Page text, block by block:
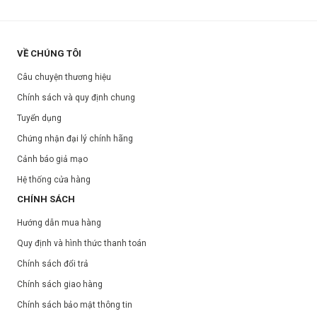
VỀ CHÚNG TÔI
Câu chuyện thương hiệu
Chính sách và quy định chung
Tuyển dụng
Chứng nhận đại lý chính hãng
Cảnh báo giả mạo
Hệ thống cửa hàng
CHÍNH SÁCH
Hướng dẫn mua hàng
Quy định và hình thức thanh toán
Chính sách đổi trả
Chính sách giao hàng
Chính sách bảo mật thông tin